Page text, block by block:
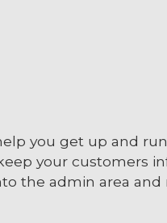
you get up and
your customers
the admin area and